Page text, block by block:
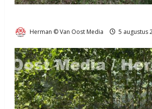
Herman © Van Oost Media 5 augustus